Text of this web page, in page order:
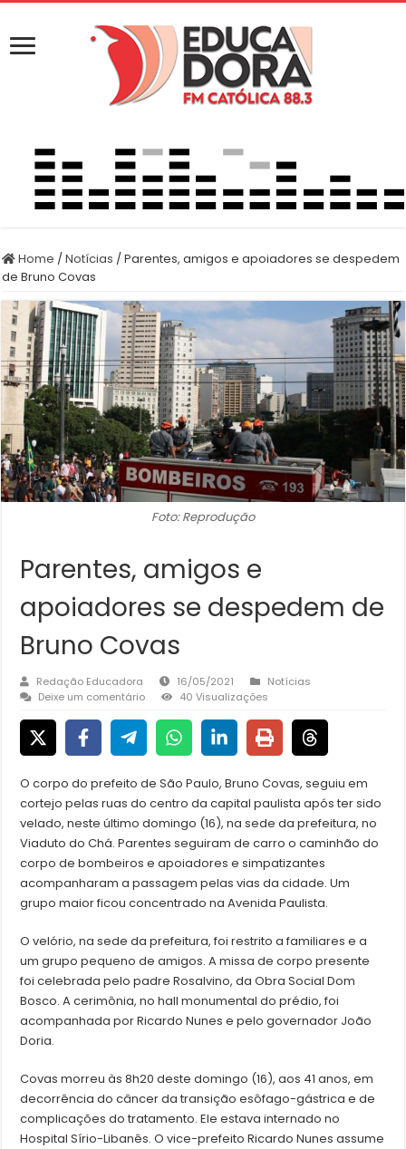
Home /Notícias /Parentes, amigos e apoiadores se despedem
de Bruno Covas
Foto: Reprodução
Parentes, amigos e
apoiadores se despedem de
Bruno Covas
Redação Educadora 16/05/2021
Notícias
Deixe um comentário
40 Visualizações
O corpo do prefeito de São Paulo, Bruno Covas, seguiu em
cortejo pelas ruas do centro da capital paulista após ter sido
velado, neste último domingo (16), na sede da prefeitura, no
Viaduto do Chá. Parentes seguiram de carro o caminhão do
corpo de bombeiros e apoiadores e simpatizantes
acompanharam a passagem pelas vias da cidade. Um
grupo maior ficou concentrado na Avenida Paulista.
O velório, na sede da prefeitura, foi restrito a familiares e a
um grupo pequeno de amigos. A missa de corpo presente
foi celebrada pelo padre Rosalvino, da Obra Social Dom
Bosco. A cerimônia, no hall monumental do prédio, foi
acompanhada por Ricardo Nunes e pelo governador João
Doria.
Covas morreu às 8h20 deste domingo (16), aos 41 anos, em
decorrência do câncer da transição esôfago-gástrica e de
complicações do tratamento. Ele estava internado no
Hospital Sírio-Libanês. O vice-prefeito Ricardo Nunes assume